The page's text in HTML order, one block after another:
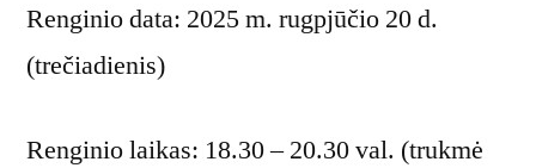
Renginio data: 2025 m. rugpjūčio 20 d.
(trečiadienis)
Renginio laikas: 18.30 – 20.30 val. (trukmė